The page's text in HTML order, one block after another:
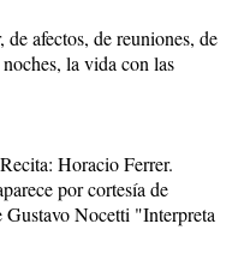
afectos, de reuniones, de
la vida con las
Horacio Ferrer.
por cortesía de
Nocetti "Interpreta